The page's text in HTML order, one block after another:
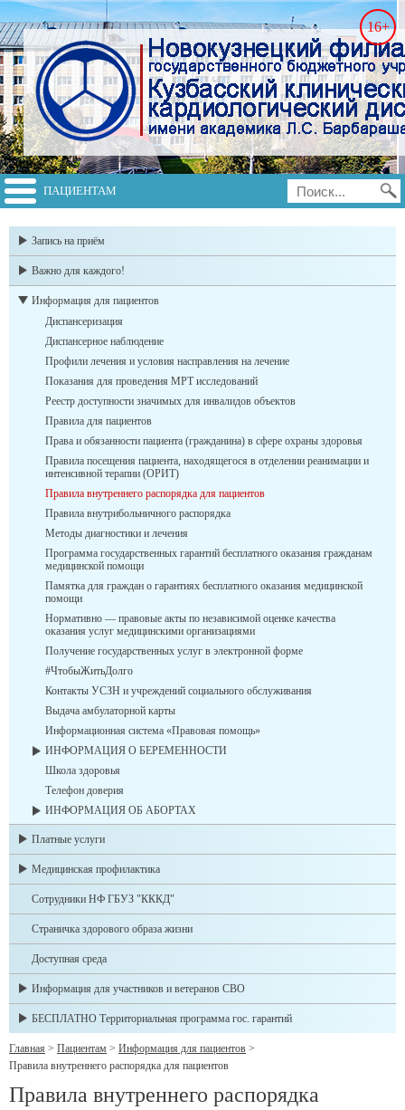
ПАЦИЕНТАМ
Запись на приём
Важно для каждого!
Информация для пациентов
Диспансеризация
Диспансерное наблюдение
Профили лечения и условия насправления на лечение
Показания для проведения МРТ исследований
Реестр доступности значимых для инвалидов объектов
Правила для пациентов
Права и обязанности пациента (гражданина) в сфере охраны здоровья
Правила посещения пациента, находящегося в отделении реанимации и
интенсивной терапии (ОРИТ)
Правила внутреннего распорядка для пациентов
Правила внутрибольничного распорядка
Методы диагностики и лечения
Программа государственных гарантий бесплатного оказания гражданам
медицинской помощи
Памятка для граждан о гарантиях бесплатного оказания медицинской
помощи
Нормативно — правовые акты по независимой оценке качества
оказания услуг медицинскими организациями
Получение государственных услуг в электронной форме
#ЧтобыЖитьДолго
Контакты УСЗН и учреждений социального обслуживания
Выдача амбулаторной карты
Информационная система «Правовая помощь»
ИНФОРМАЦИЯ О БЕРЕМЕННОСТИ
Школа здоровья
Телефон доверия
ИНФОРМАЦИЯ ОБ АБОРТАХ
Платные услуги
Медицинская профилактика
Сотрудники НФ ГБУЗ "КККД"
Страничка здорового образа жизни
Доступная среда
Информация для участников и ветеранов СВО
БЕСПЛАТНО Территориальная программа гос. гарантий
Главная > Пациентам > Информация для пациентов >
Правила внутреннего распорядка для пациентов
Правила внутреннего распорядка
16+